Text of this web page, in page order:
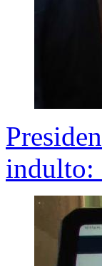
indulto: